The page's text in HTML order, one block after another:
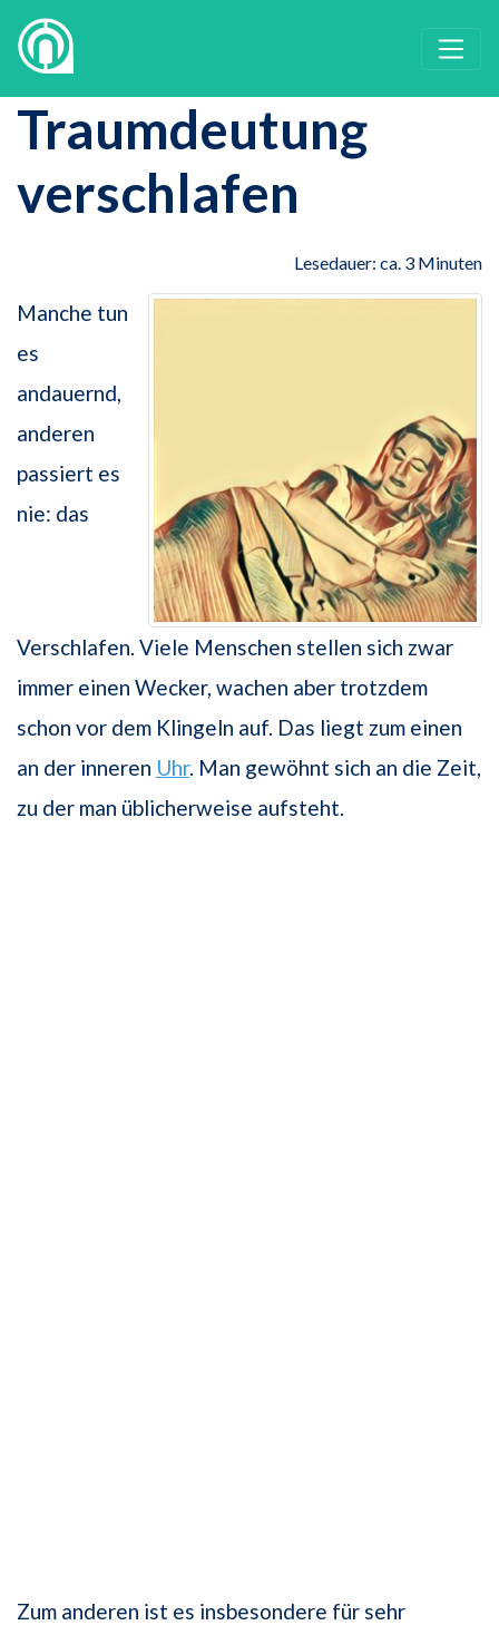
Traumdeutung
verschlafen
Lesedauer: ca. 3 Minuten
Manche tun
es
andauernd,
anderen
passiert es
nie: das
Verschlafen. Viele Menschen stellen sich zwar
immer einen Wecker, wachen aber trotzdem
schon vor dem Klingeln auf. Das liegt zum einen
an der inneren Uhr. Man gewöhnt sich an die Zeit,
zu der man üblicherweise aufsteht.
Zum anderen ist es insbesondere für sehr